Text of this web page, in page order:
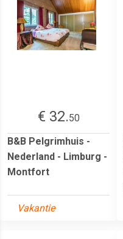
€ 32.50
B&B Pelgrimhuis -
Nederland - Limburg -
Montfort
Vakantie